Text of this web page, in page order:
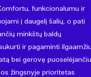
funkcionalumu ir
į daugelį šalių, o pati
minkštų baldų
ir pagaminti
bei gerovę
žingsnyje prioritetas